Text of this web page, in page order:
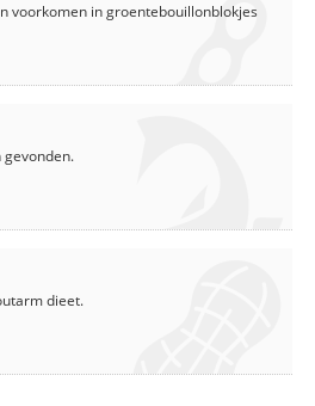
voorkomen ingroentebouillonblokjes
dieet.